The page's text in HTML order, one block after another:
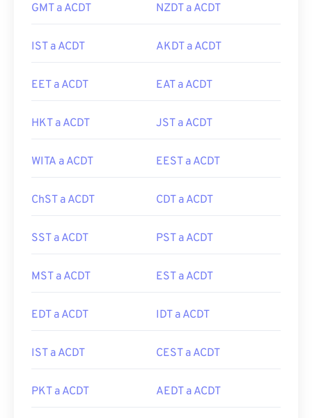
GMT a ACDT NZDT a ACDT
IST a ACDT AKDT a ACDT
EET a ACDT EAT a ACDT
HKT a ACDT JST a ACDT
WITA a ACDT EEST a ACDT
ChST a ACDT CDT a ACDT
SST a ACDT PST a ACDT
MST a ACDT EST a ACDT
EDT a ACDT IDT a ACDT
IST a ACDT CEST a ACDT
PKT a ACDT AEDT a ACDT